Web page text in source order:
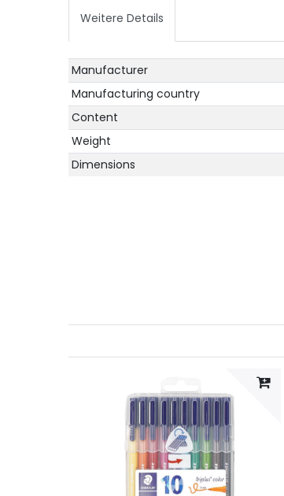
Weitere Details
Technical
characteristic
Value
Manufacturer
Manufacturing country
Content
Weight
Dimensions